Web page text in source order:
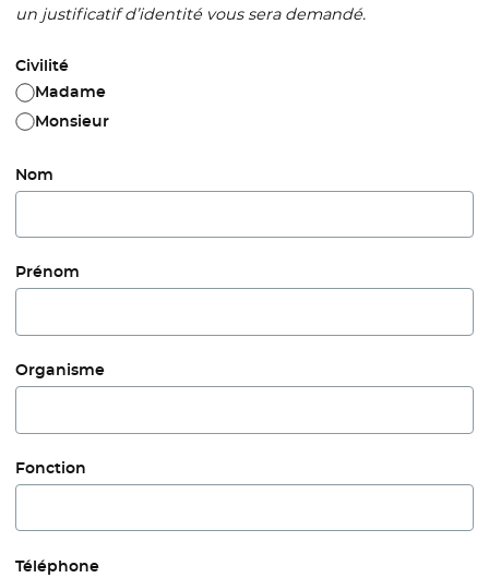
un justificatif d’identité vous sera demandé.
Civilité
Madame
Monsieur
Nom
Prénom
Organisme
Fonction
Téléphone